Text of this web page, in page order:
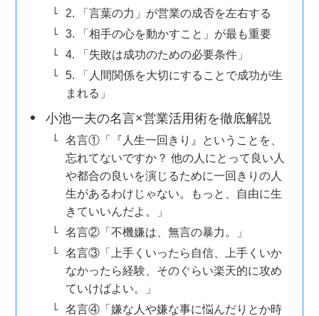
2. 「言葉の力」が営業の成否を左右する
3. 「相手の心を動かすこと」が最も重要
4. 「失敗は成功のための必要条件」
5. 「人間関係を大切にすることで成功が生
まれる」
小池一夫の名言×営業活用術を徹底解説
名言①「『人生一回きり』ということを、
忘れてないですか？ 他の人にとって良い人
や都合の良いを演じるために一回きりの人
生があるわけじゃない。もっと、自由に生
きていいんだよ。」
名言②「不機嫌は、無言の暴力。」
名言③「上手くいったら自信、上手くいか
なかったら経験、そのぐらい楽天的に攻め
ていけばよい。」
名言④「嫌な人や嫌な事に悩んだりとか時